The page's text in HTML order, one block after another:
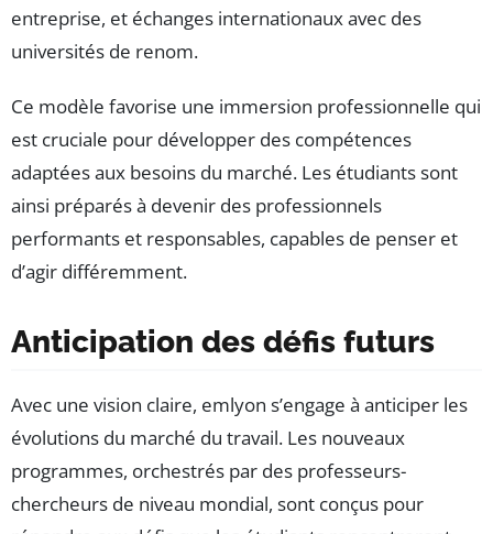
entreprise, et échanges internationaux avec des
universités de renom.
Ce modèle favorise une immersion professionnelle qui
est cruciale pour développer des compétences
adaptées aux besoins du marché. Les étudiants sont
ainsi préparés à devenir des professionnels
performants et responsables, capables de penser et
d’agir différemment.
Anticipation des défis futurs
Avec une vision claire, emlyon s’engage à anticiper les
évolutions du marché du travail. Les nouveaux
programmes, orchestrés par des professeurs-
chercheurs de niveau mondial, sont conçus pour